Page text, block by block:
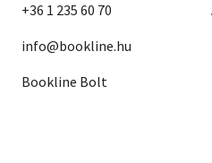
+36 1 235 60 70
info@bookline.hu
Bookline Bolt